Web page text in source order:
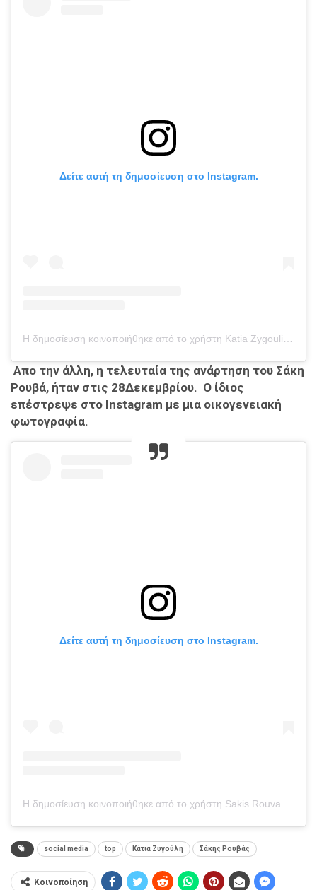
Δείτε αυτή τη δημοσίευση στο Instagram.
Η δημοσίευση κοινοποιήθηκε από το χρήστη Katia Zygouli (@katiazygouli)
Απο την άλλη, η τελευταία της ανάρτηση του Σάκη
Ρουβά, ήταν στις 28Δεκεμβρίου. Ο ίδιος
επέστρεψε στο Instagram με μια οικογενειακή
φωτογραφία.
Δείτε αυτή τη δημοσίευση στο Instagram.
social media top Κάτια Ζυγούλη Σάκης Ρουβάς
Κοινοποίηση